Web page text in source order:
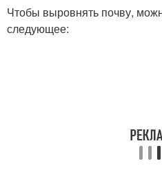
Чтобы выровнять почву,
следующее: